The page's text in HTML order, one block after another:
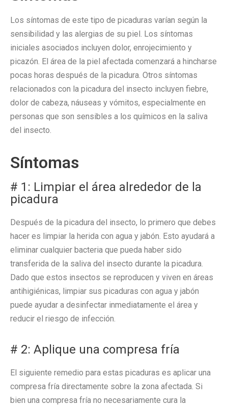
Los síntomas de este tipo de picaduras varían según la
sensibilidad y las alergias de su piel. Los síntomas
iniciales asociados incluyen dolor, enrojecimiento y
picazón. El área de la piel afectada comenzará a hincharse
pocas horas después de la picadura. Otros síntomas
relacionados con la picadura del insecto incluyen fiebre,
dolor de cabeza, náuseas y vómitos, especialmente en
personas que son sensibles a los químicos en la saliva
del insecto.
Síntomas
# 1: Limpiar el área alrededor de la
picadura
Después de la picadura del insecto, lo primero que debes
hacer es limpiar la herida con agua y jabón. Esto ayudará a
eliminar cualquier bacteria que pueda haber sido
transferida de la saliva del insecto durante la picadura.
Dado que estos insectos se reproducen y viven en áreas
antihigiénicas, limpiar sus picaduras con agua y jabón
puede ayudar a desinfectar inmediatamente el área y
reducir el riesgo de infección.
# 2: Aplique una compresa fría
El siguiente remedio para estas picaduras es aplicar una
compresa fría directamente sobre la zona afectada. Si
bien una compresa fría no necesariamente cura la